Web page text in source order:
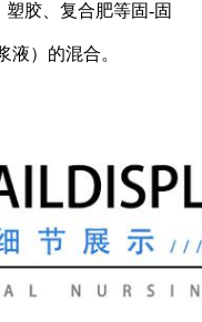
胶、复合肥等固-固
液）的混合。